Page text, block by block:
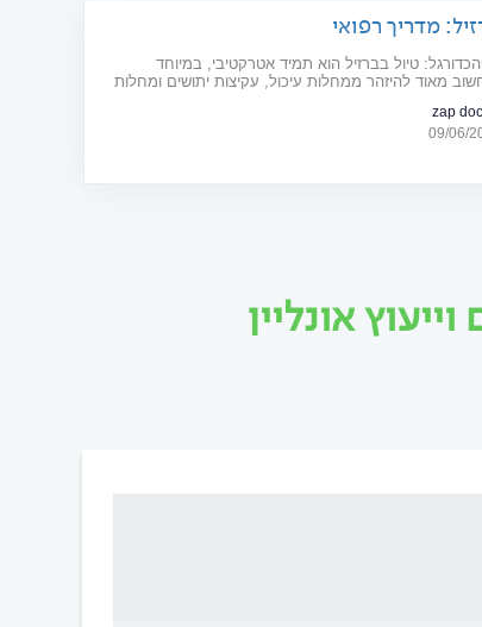
מדריך רפואי
טיול בברזיל הוא תמיד אטרקטיבי, במיוחד
מאוד להיזהר ממחלות עיכול, עקיצות יתושים ומחלות
אונליין